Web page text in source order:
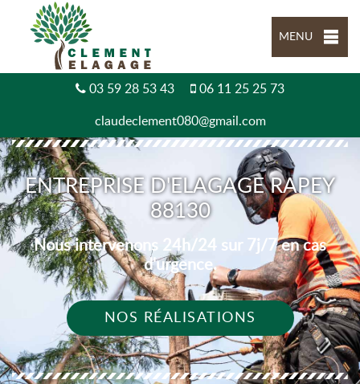
MENU
03 59 28 53 43 06 11 25 25 73
claudeclement080@gmail.com
ENTREPRISE D'ELAGAGE RAPEY
88130
Nous intervenons 24h/24 sur 7j/7 en cas
d'urgence.
NOS RÉALISATIONS